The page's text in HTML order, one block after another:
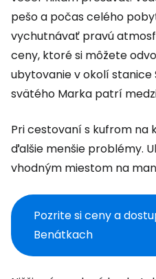
pešo a počas celého
vychutnávať pravú
ceny, ktoré si môžete
ubytovanie v okolí stanice
svätého Marka patrí
Pri cestovaní s kufrom na
ďalšie menšie problémy.
vhodným miestom na
Pozrite si ceny a
Benátkach